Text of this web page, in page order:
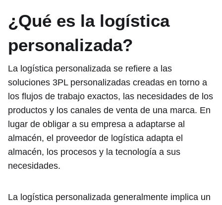
¿Qué es la logística
personalizada?
La logística personalizada se refiere a las
soluciones 3PL personalizadas creadas en torno a
los flujos de trabajo exactos, las necesidades de los
productos y los canales de venta de una marca. En
lugar de obligar a su empresa a adaptarse al
almacén, el proveedor de logística adapta el
almacén, los procesos y la tecnología a sus
necesidades.
La logística personalizada generalmente implica un